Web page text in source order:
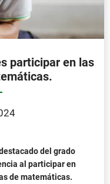
participar en las
del grado
al participar en
de matemáticas.